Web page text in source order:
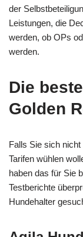
der
Leistungen, die
werden, ob OPs
werden.
Die
Golden
Falls Sie sich
Tarifen wühlen
haben das für Sie
Testberichte
Hundehalter